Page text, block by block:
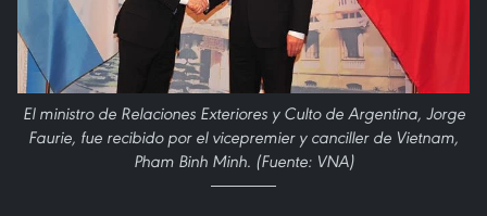
El ministro de Relaciones Exteriores y Culto de Argentina, Jorge
Faurie, fue recibido por el vicepremier y canciller de Vietnam,
Pham Binh Minh. (Fuente: VNA)